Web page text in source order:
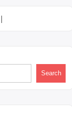
|
Search